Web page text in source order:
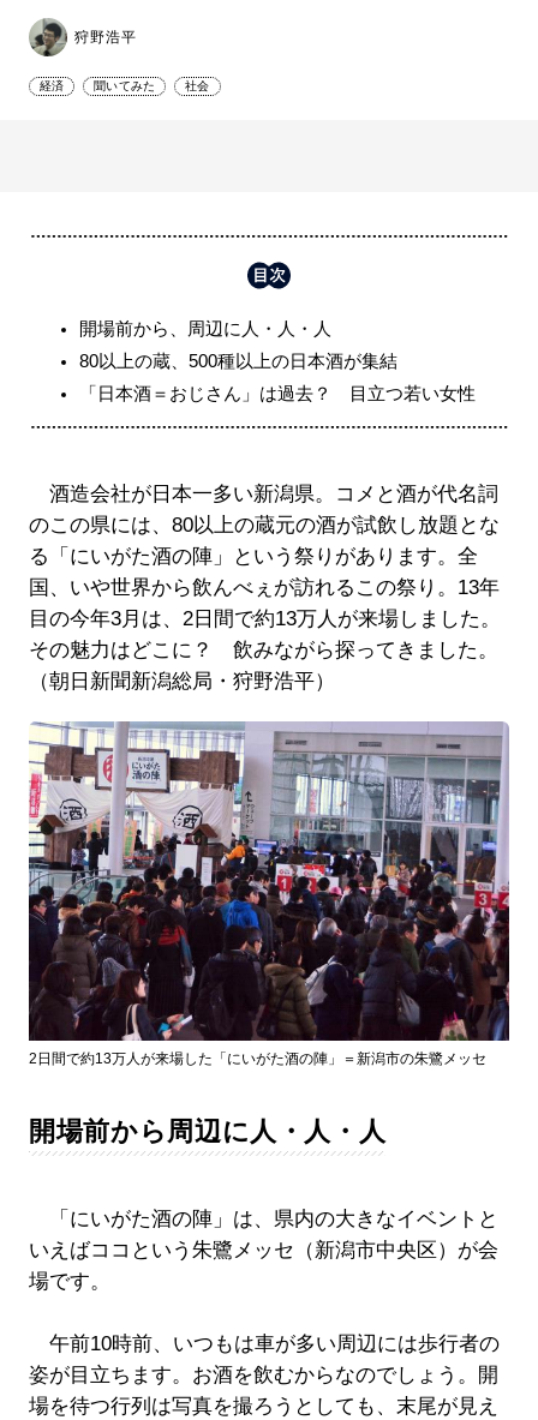
狩野浩平
経済 聞いてみた 社会
開場前から、周辺に人・人・人
80以上の蔵、500種以上の日本酒が集結
「日本酒＝おじさん」は過去？ 目立つ若い女性
酒造会社が日本一多い新潟県。コメと酒が代名詞
のこの県には、80以上の蔵元の酒が試飲し放題とな
る「にいがた酒の陣」という祭りがあります。全
国、いや世界から飲んべぇが訪れるこの祭り。13年
目の今年3月は、2日間で約13万人が来場しました。
その魅力はどこに？ 飲みながら探ってきました。
（朝日新聞新潟総局・狩野浩平）
2日間で約13万人が来場した「にいがた酒の陣」＝新潟市の朱鷺メッセ
開場前から周辺に人・人・人
「にいがた酒の陣」は、県内の大きなイベントと
いえばココという朱鷺メッセ（新潟市中央区）が会
場です。
午前10時前、いつもは車が多い周辺には歩行者の
姿が目立ちます。お酒を飲むからなのでしょう。開
場を待つ行列は写真を撮ろうとしても、末尾が見え